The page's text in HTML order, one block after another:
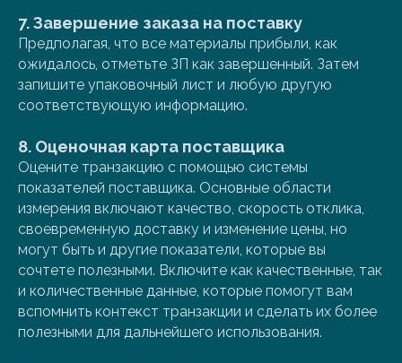
7. Завершение заказа на поставку
Предполагая, что все материалы прибыли, как
ожидалось, отметьте ЗП как завершенный. Затем
запишите упаковочный лист и любую другую
соответствующую информацию.
8. Оценочная карта поставщика
Оцените транзакцию с помощью системы
показателей поставщика. Основные области
измерения включают качество, скорость отклика,
своевременную доставку и изменение цены, но
могут быть и другие показатели, которые вы
сочтете полезными. Включите как качественные, так
и количественные данные, которые помогут вам
вспомнить контекст транзакции и сделать их более
полезными для дальнейшего использования.